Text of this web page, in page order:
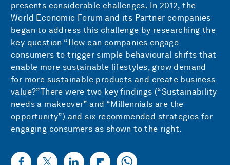
presents considerable challenges. In 2012, the
World Economic Forum and its Partner companies
began to address this challenge by researching the
key question “How can companies engage
consumers to trigger simple behavioural shifts that
enable more sustainable lifestyles, grow demand
for more sustainable products and create business
value?”There were two key findings (“Sustainability
needs a makeover” and “Millennials are the
opportunity”) and six recommended strategies for
engaging consumers as shown to the right.